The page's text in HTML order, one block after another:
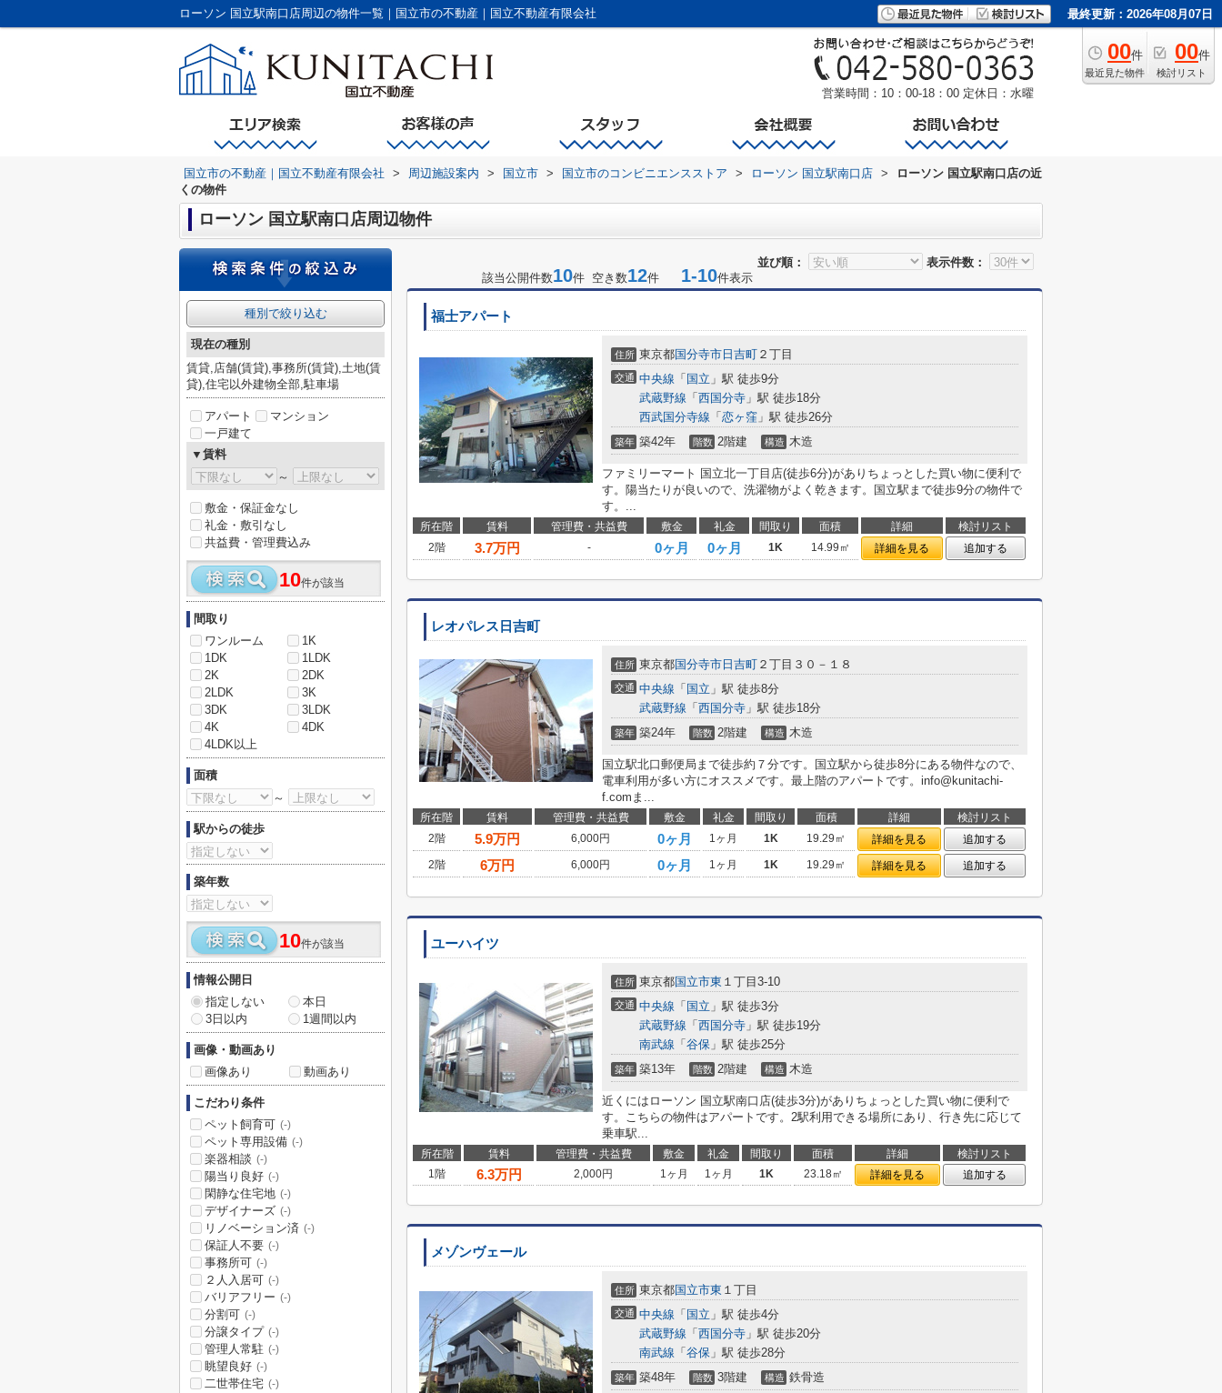
ローソン 国立駅南口店周辺の物件一覧｜国立市の不動産｜国立不動産有限会社 最終更新：2026年08月07日
00件
最近見た物件
00件
検討リスト
営業時間：10：00-18：00 定休日：水曜
国立市の不動産｜国立不動産有限会社 > 周辺施設案内 > 国立市 > 国立市のコンビニエンスストア > ローソン 国立駅南口店 >
ローソン 国立駅南口店の近
くの物件
ローソン 国立駅南口店周辺物件
並び順：
表示件数：
該当公開件数10件 空き数12件 1-10件表示
福士アパート
住所 東京都国分寺市 日吉町 ２丁目
交通 中央線 「 国立 」駅 徒歩9分
武蔵野線 「 西国分寺 」駅 徒歩18分
西武国分寺線 「 恋ヶ窪 」駅 徒歩26分
築年 築42年 階数 2階建 構造 木造
ファミリーマート 国立北一丁目店(徒歩6分)がありちょっとした買い物に便利で
す。陽当たりが良いので、洗濯物がよく乾きます。国立駅まで徒歩9分の物件で
す。...
所在階 賃料 管理費・共益費 敷金 礼金 間取り 面積 詳細
検討リスト
2階
3.7万円 - 0ヶ月 0ヶ月 1K 14.99㎡ 詳細を見る 追加する
レオパレス日吉町
住所 東京都国分寺市 日吉町 ２丁目３０－１８
交通 中央線 「 国立 」駅 徒歩8分
武蔵野線 「 西国分寺 」駅 徒歩18分
築年 築24年 階数 2階建 構造 木造
国立駅北口郵便局まで徒歩約７分です。国立駅から徒歩8分にある物件なので、
電車利用が多い方にオススメです。最上階のアパートです。info@kunitachi-
f.comま...
所在階 賃料 管理費・共益費 敷金 礼金 間取り 面積 詳細
検討リスト
2階
5.9万円 6,000円 0ヶ月 1ヶ月 1K 19.29㎡ 詳細を見る
追加する
2階
6万円 6,000円 0ヶ月 1ヶ月 1K 19.29㎡ 詳細を見る 追加する
ユーハイツ
住所 東京都国立市東 １丁目3-10
交通 中央線 「 国立 」駅 徒歩3分
武蔵野線 「 西国分寺 」駅 徒歩19分
南武線 「 谷保 」駅 徒歩25分
築年 築13年 階数 2階建 構造 木造
近くにはローソン 国立駅南口店(徒歩3分)がありちょっとした買い物に便利で
す。こちらの物件はアパートです。2駅利用できる場所にあり、行き先に応じて
乗車駅...
所在階 賃料 管理費・共益費 敷金 礼金 間取り 面積 詳細
検討リスト
1階
6.3万円 2,000円 1ヶ月 1ヶ月 1K 23.18㎡ 詳細を見る 追加する
メゾンヴェール
住所 東京都国立市東 １丁目
交通 中央線 「 国立 」駅 徒歩4分
武蔵野線 「 西国分寺 」駅 徒歩20分
南武線 「 谷保 」駅 徒歩28分
築年 築48年 階数 3階建 構造 鉄骨造
種別で絞り込む
現在の種別
賃貸,店舗(賃貸),事務所(賃貸),土地(賃
貸),住宅以外建物全部,駐車場
アパート
マンション
一戸建て
▼賃料
～
敷金・保証金なし
礼金・敷引なし
共益費・管理費込み
10件が該当
間取り
ワンルーム
1K
1DK
1LDK
2K
2DK
2LDK
3K
3DK
3LDK
4K
4DK
4LDK以上
面積
～
駅からの徒歩
築年数
10件が該当
情報公開日
指定しない
本日
3日以内
1週間以内
画像・動画あり
画像あり
動画あり
こだわり条件
ペット飼育可 (-)
ペット専用設備 (-)
楽器相談 (-)
陽当り良好 (-)
閑静な住宅地 (-)
デザイナーズ (-)
リノベーション済 (-)
保証人不要 (-)
事務所可 (-)
２人入居可 (-)
バリアフリー (-)
分割可 (-)
分譲タイプ (-)
管理人常駐 (-)
眺望良好 (-)
二世帯住宅 (-)